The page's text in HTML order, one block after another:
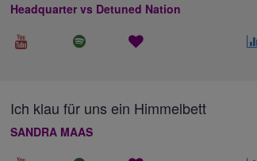
Headquarter vs Detuned Nation
Ich klau für uns ein Himmelbett
SANDRA MAAS